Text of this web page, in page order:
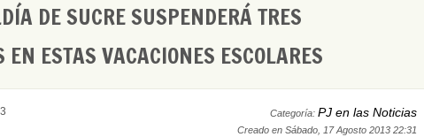
DE SUCRE SUSPENDERÁ TRES
EN ESTAS VACACIONES ESCOLARES
Categoría: PJ en las Noticias
Creado en Sábado, 17 Agosto 2013 22:31